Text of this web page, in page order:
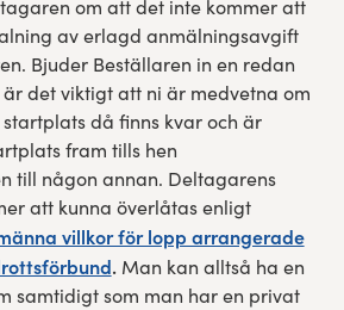
om att det inte kommer att
av erlagd anmälningsavgift
Bjuder Beställaren in en redan
det viktigt att ni är medvetna om
då finns kvar och är
fram tills hen
till någon annan. Deltagarens
att kunna överlåtas enligt
villkor för lopp arrangerade
.Man kan alltså ha en
samtidigt som man har en privat